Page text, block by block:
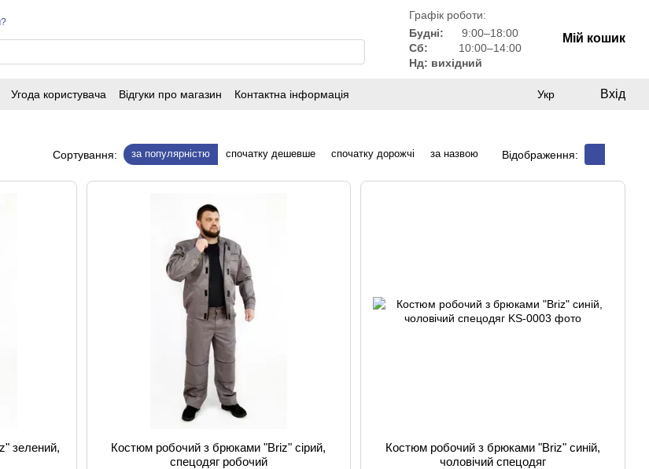
Графік роботи:
Будні:
9:00–18:00
Сб:
10:00–14:00
Нд: вихідний
Мій кошик
Угода користувача Відгуки про магазин Контактна інформація Укр Вхід
Сортування: за популярністю спочатку дешевше спочатку дорожчі за назвою Відображення:
зелений,
Костюм робочий з брюками "Briz" сірий,
спецодяг робочий
Костюм робочий з брюками "Briz" синій,
чоловічий спецодяг